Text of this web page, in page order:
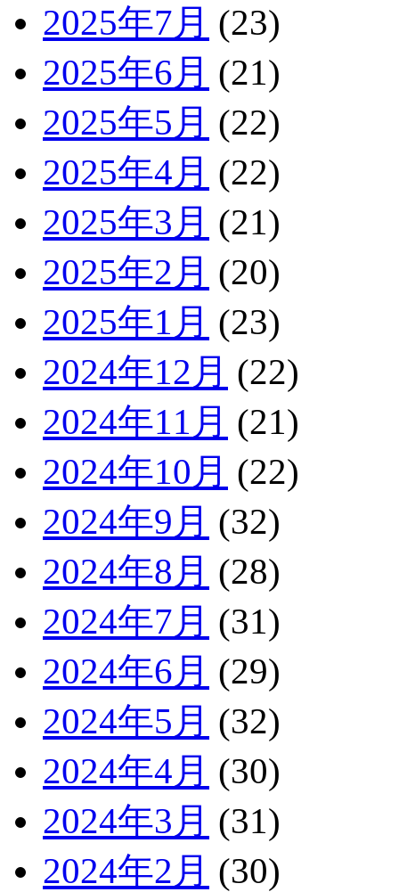
2025年7月 (23)
2025年6月 (21)
2025年5月 (22)
2025年4月 (22)
2025年3月 (21)
2025年2月 (20)
2025年1月 (23)
2024年12月 (22)
2024年11月 (21)
2024年10月 (22)
2024年9月 (32)
2024年8月 (28)
2024年7月 (31)
2024年6月 (29)
2024年5月 (32)
2024年4月 (30)
2024年3月 (31)
2024年2月 (30)